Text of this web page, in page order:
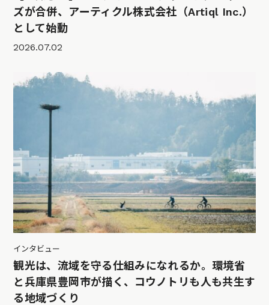
ズが合併、アーティクル株式会社（Artiql Inc.）
として始動
2026.07.02
インタビュー
観光は、流域を守る仕組みになれるか。環境省
と兵庫県豊岡市が描く、コウノトリも人も共生す
る地域づくり